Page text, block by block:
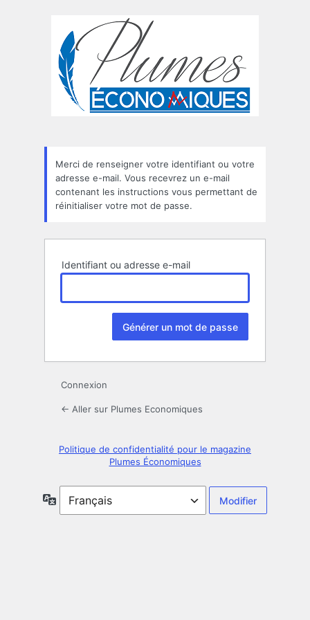
Merci de renseigner votre identifiant ou votre
adresse e-mail. Vous recevrez un e-mail
contenant les instructions vous permettant de
réinitialiser votre mot de passe.
Identifiant ou adresse e-mail
Connexion
← Aller sur Plumes Economiques
Politique de confidentialité pour le magazine
Plumes Économiques
Langue